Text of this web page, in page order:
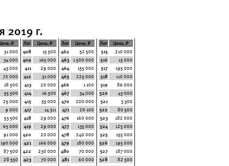
2019 г.
₽
31 000
34 000
43 000
72 000
18 500
55 500
25 000
9 000
53 500
65 000
91 000
190 000
87 500
28 550
Лот
Цена, ₽
408
15 500
409
165 000
411
29 000
412
31 000
413
20 000
414
16 500
415
55 000
417
14 311
418
29 000
419
29 000
420
20 000
421
166 000
422
230 000
423
70 000
Лот
Цена, ₽
462
52 500
463
1 500 000
464
155 000
465
225 000
466
1 100
467
34 000
470
200 000
471
20 100
476
160 000
477
135 000
478
240 000
479
180 000
480
70 000
481
60 000
Лот
Цена, ₽
515
210 000
516
15 000
517
195 000
518
110 000
519
86 000
520
43 000
521
3 300
522
80 500
523
182 000
524
125 000
525
155 000
526
195 000
527
187 000
528
82 500